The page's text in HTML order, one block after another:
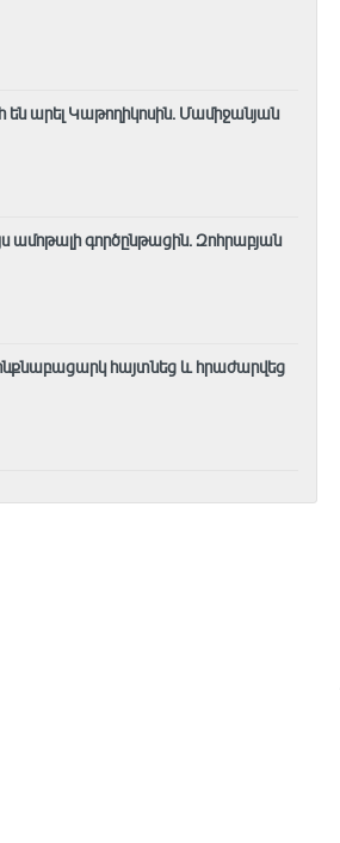
արել Կաթողիկոսին. Մամիջանյան
ամոթալի գործընթացին․ Զոհրաբյան
հայտնեց և հրաժարվեց